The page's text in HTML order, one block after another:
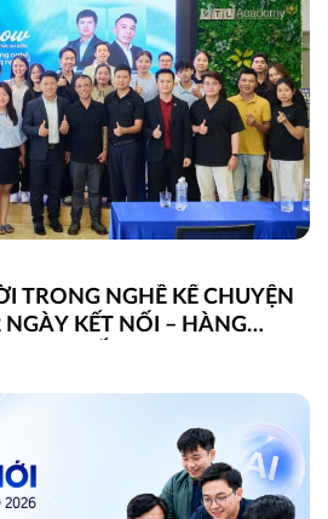
TRONG NGHỀ KỂ CHUYỆN
NGÀY KẾT NỐI – HÀNG